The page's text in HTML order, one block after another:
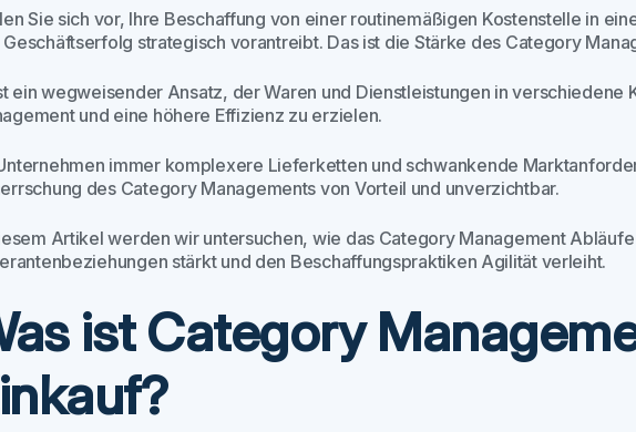
Sie sich vor, Ihre Beschaffung von einer routinemäßigen Kostenstelle in
Geschäftserfolg strategisch vorantreibt. Das ist die Stärke des Category
ein wegweisender Ansatz, der Waren und Dienstleistungen in
und eine höhere Effizienz zu erzielen.
immer komplexere Lieferketten und schwankende
des Category Managements von Vorteil und unverzichtbar.
Artikel werden wir untersuchen, wie das Category Management
stärkt und den Beschaffungspraktiken Agilität verleiht.
ist Category